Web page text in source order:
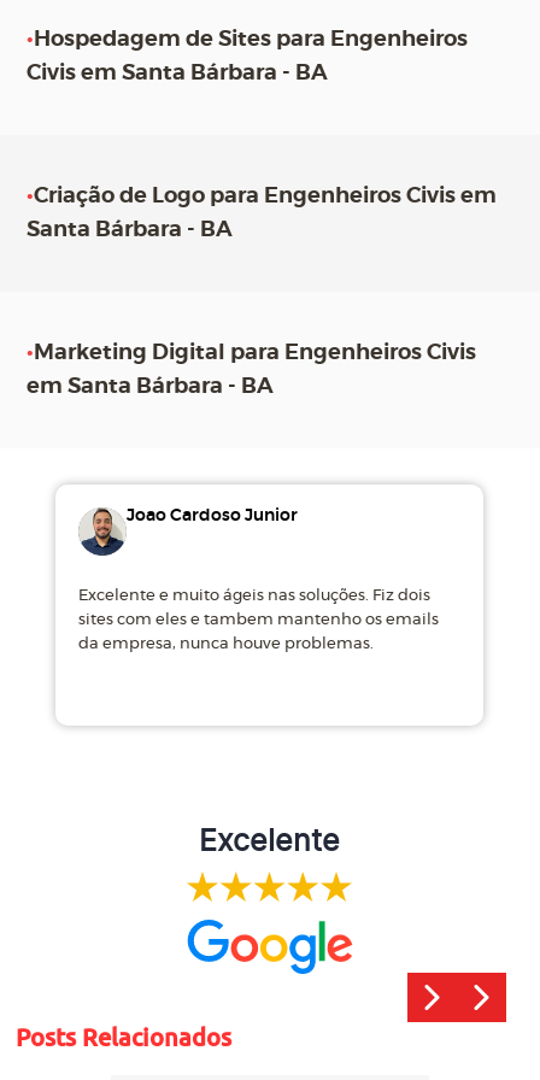
• Hospedagem de Sites para Engenheiros
Civis em Santa Bárbara - BA
•Criação de Logo para Engenheiros Civis em
Santa Bárbara - BA
• Marketing Digital para Engenheiros Civis
em Santa Bárbara - BA
Joao Cardoso Junior
Excelente e muito ágeis nas soluções. Fiz dois
sites com eles e tambem mantenho os emails
da empresa, nunca houve problemas.
Excelente
Posts Relacionados